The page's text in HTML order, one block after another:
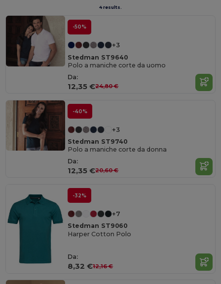
4 results.
-50%
+3
Stedman ST9640
Polo a maniche corte da uomo
Da:
12,35 €24,80 €
-40%
+3
Stedman ST9740
Polo a maniche corte da donna
Da:
12,35 €20,60 €
-32%
+7
Stedman ST9060
Harper Cotton Polo
Da:
8,32 €12,16 €